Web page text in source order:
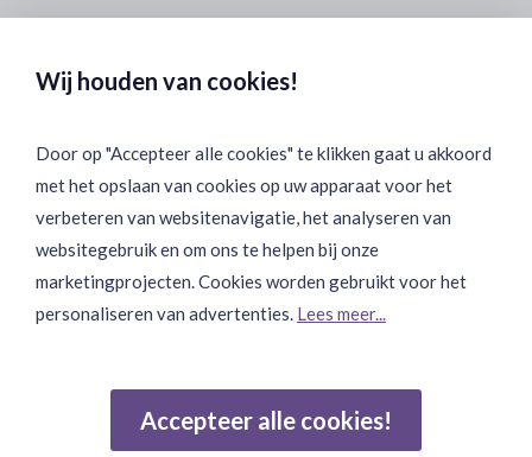
Binnen 24 uur Discreet Bezorgd:
Join Onze Community:
Wij houden van cookies!
Door op "Accepteer alle cookies" te klikken gaat u akkoord
met het opslaan van cookies op uw apparaat voor het
verbeteren van websitenavigatie, het analyseren van
websitegebruik en om ons te helpen bij onze
marketingprojecten. Cookies worden gebruikt voor het
personaliseren van advertenties. Lees meer...
Accepteer alle cookies!